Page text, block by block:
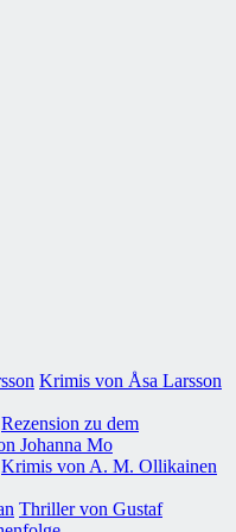
Krimis von Åsa Larsson
Rezension zu dem
Johanna Mo
Krimis von A. M. Ollikainen
Thriller von Gustaf